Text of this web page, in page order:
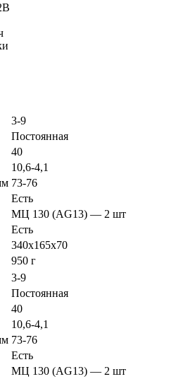
3-9
Постоянная
40
10,6-4,1
73-76
Есть
МЦ 130 (AG13) — 2 шт
Есть
340х165х70
950 г
3-9
Постоянная
40
10,6-4,1
73-76
Есть
МЦ 130 (AG13) — 2 шт